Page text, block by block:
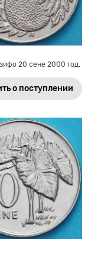
20 сене 2000 год.
о поступлении